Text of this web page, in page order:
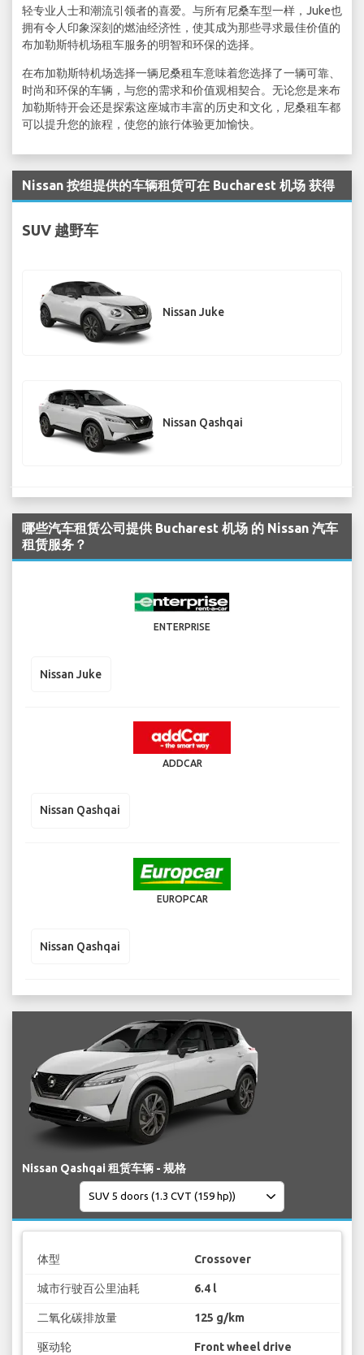
轻专业人士和潮流引领者的喜爱。与所有尼桑车型一样，Juke也
拥有令人印象深刻的燃油经济性，使其成为那些寻求最佳价值的
布加勒斯特机场租车服务的明智和环保的选择。
在布加勒斯特机场选择一辆尼桑租车意味着您选择了一辆可靠、
时尚和环保的车辆，与您的需求和价值观相契合。无论您是来布
加勒斯特开会还是探索这座城市丰富的历史和文化，尼桑租车都
可以提升您的旅程，使您的旅行体验更加愉快。
Nissan 按组提供的车辆租赁可在 Bucharest 机场 获得
SUV 越野车
Nissan Juke
Nissan Qashqai
哪些汽车租赁公司提供 Bucharest 机场 的 Nissan 汽车
租赁服务？
ENTERPRISE
Nissan Juke
ADDCAR
Nissan Qashqai
EUROPCAR
Nissan Qashqai
Nissan Qashqai 租赁车辆 - 规格
体型 Crossover
城市行驶百公里油耗 6.4 l
二氧化碳排放量 125 g/km
驱动轮 Front wheel drive